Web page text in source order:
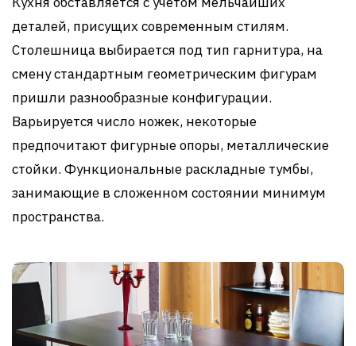
деталей, присущих современным стилям.
Столешница выбирается под тип гарнитура, на
смену стандартным геометрическим фигурам
пришли разнообразные конфигурации.
Варьируется число ножек, некоторые
предпочитают фигурные опоры, металлические
стойки. Функциональные раскладные тумбы,
занимающие в сложенном состоянии минимум
пространства.